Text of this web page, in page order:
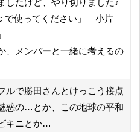
したけど、やり切りました♪
で使ってください」 小片
、メンバーと一緒に考えるの
ルで勝田さんとけっこう接点
惑の…とか、この地球の平和
キニとか…